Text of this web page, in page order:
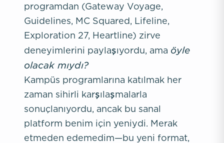
programdan (Gateway Voyage,
Guidelines, MC Squared, Lifeline,
Exploration 27, Heartline) zirve
deneyimlerini paylaşıyordu, ama öyle
olacak mıydı?
Kampüs programlarına katılmak her
zaman sihirli karşılaşmalarla
sonuçlanıyordu, ancak bu sanal
platform benim için yeniydi. Merak
etmeden edemedim—bu yeni format,